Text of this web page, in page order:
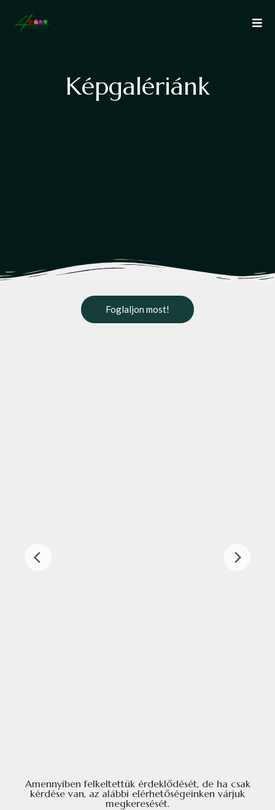
Képgalériánk
Foglaljon most!
Amennyiben felkeltettük érdeklődését, de ha csak
kérdése van, az alábbi elérhetőségeinken várjuk
megkeresését.